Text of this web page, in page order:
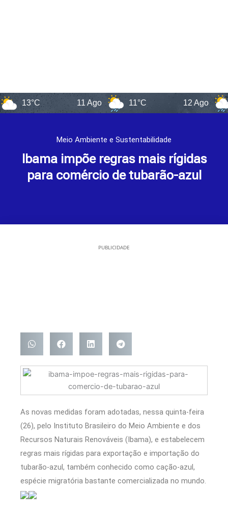
11 Ago 11°C 12°C
Meio Ambiente e Sustentabilidade
Ibama impõe regras mais rígidas
para comércio de tubarão-azul
PUBLICIDADE
As novas medidas foram adotadas, nessa quinta-feira
(26), pelo Instituto Brasileiro do Meio Ambiente e dos
Recursos Naturais Renováveis (Ibama), e estabelecem
regras mais rígidas para exportação e importação do
tubarão-azul, também conhecido como cação-azul,
espécie migratória bastante comercializada no mundo.